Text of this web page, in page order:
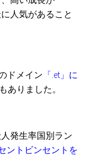
人気があること
ドメイン 「.et」に
ありました。
発生率国別ラン
ントビンセントを